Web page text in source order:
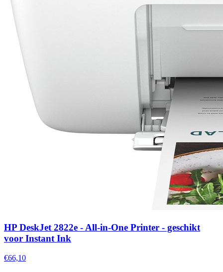
HP DeskJet 2822e - All-in-One Printer - geschikt
voor Instant Ink
€66,10